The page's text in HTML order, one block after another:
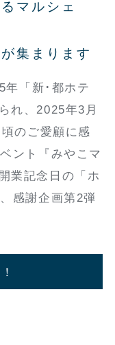
マルシェ
集まります
年「新･都ホテ
れ、2025年3月
のご愛顧に感
ント『みやこマ
業記念日の「ホ
感謝企画第2弾